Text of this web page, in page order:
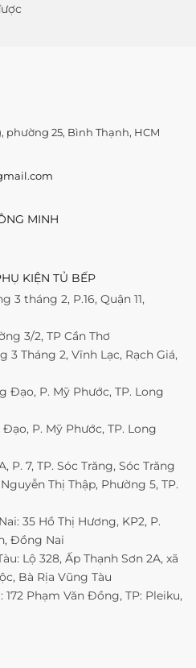
phường 25, Bình Thạnh, HCM
MINH
KIỆN TỦ BẾP
3 tháng 2, P.16, Quận 11,
3/2, TP Cần Thơ
3 Tháng 2, Vĩnh Lạc, Rạch Giá,
Đạo, P. Mỹ Phước, TP. Long
P. Mỹ Phước, TP. Long
P. 7, TP. Sóc Trăng, Sóc Trăng
Thị Thập, Phường 5, TP.
35 Hồ Thị Hương, KP2, P.
Đồng Nai
Lộ 328, Ấp Thạnh Sơn 2A, xã
Bà Rịa Vũng Tàu
Phạm Văn Đồng, TP: Pleiku,